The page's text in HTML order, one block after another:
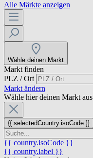
Alle Märkte anzeigen
Wähle deinen Markt
Markt finden
PLZ / Ort
Markt ändern
Wähle hier deinen Markt aus
{{ selectedCountry.isoCode }}
{{ country.isoCode }}
{{ country.label }}